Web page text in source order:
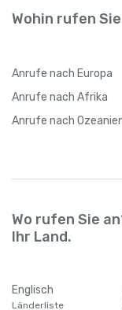
Wohin rufen
Anrufe nach Europa
Anrufe nach Afrika
Anrufe nach
Wo rufen Sie
Ihr Land.
Englisch
Länderliste